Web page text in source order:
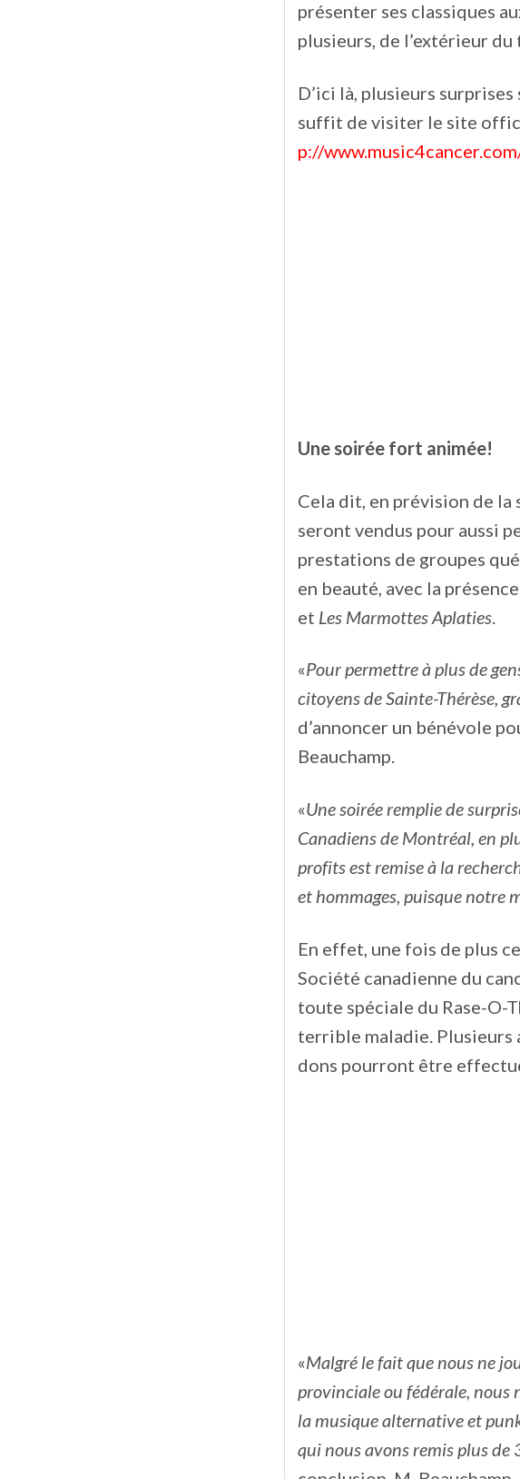
présenter ses classiques
plusieurs, de l’extérieur
D’ici là, plusieurs
suffit de visiter le site
p://
Une soirée fort animée!
Cela dit, en prévision de
seront vendus pour aussi
prestations de groupes
en beauté, avec la
et Les Marmottes Aplaties.
«Pour permettre à plus de
citoyens de Sainte-Thérèse,
d’annoncer un bénévole
Beauchamp.
«Une soirée remplie de
Canadiens de Montréal, en
profits est remise à la
et hommages, puisque notre
En effet, une fois de plus
Société canadienne du
toute spéciale du Rase-O-
terrible maladie. Plusieurs
dons pourront être
«Malgré le fait que nous ne
provinciale ou fédérale, nous
la musique alternative et
qui nous avons remis plus